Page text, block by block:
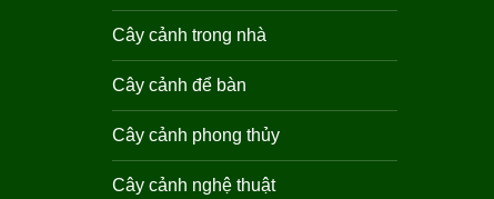
Cây cảnh trong nhà
Cây cảnh để bàn
Cây cảnh phong thủy
Cây cảnh nghệ thuật